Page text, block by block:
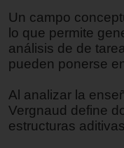
Un campo
lo que permite
análisis de de
pueden ponerse
Al analizar la
Vergnaud define
estructuras